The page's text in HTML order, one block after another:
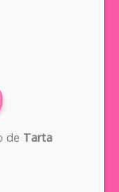
de Tarta